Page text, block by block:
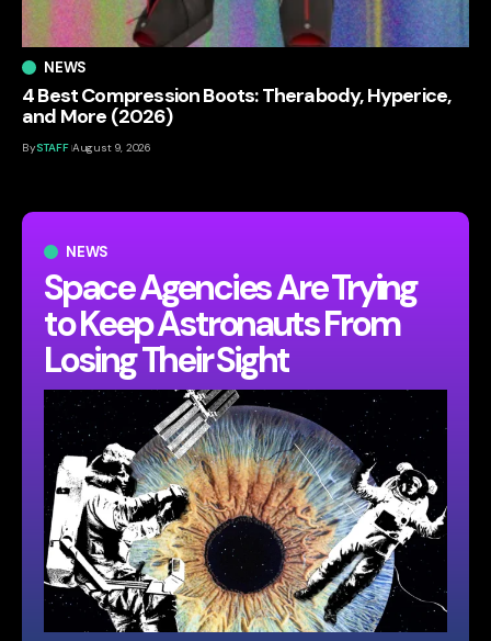
NEWS
Space Agencies Are Trying
to Keep Astronauts From
Losing Their Sight
NEWS
4 Best Compression Boots: Therabody, Hyperice,
and More (2026)
BySTAFF August 9, 2026